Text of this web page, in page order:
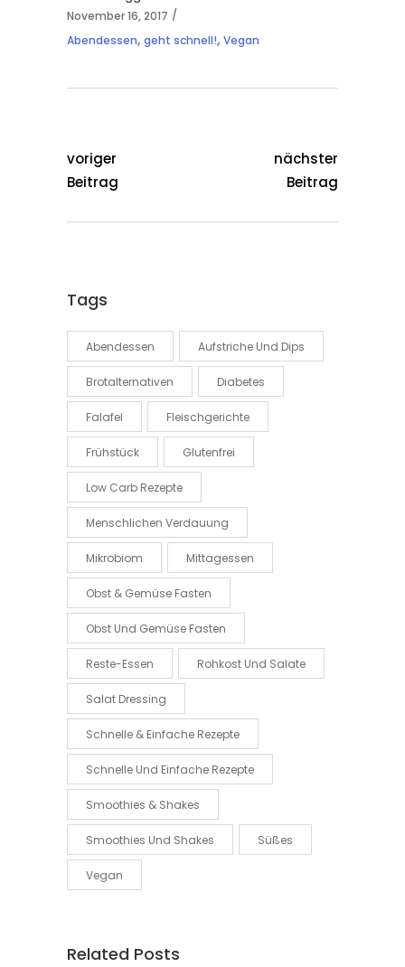
November 16, 2017
Abendessen, geht schnell!, Vegan
voriger
Beitrag
nächster
Beitrag
Tags
Abendessen Aufstriche Und Dips
Brotalternativen Diabetes
Falafel Fleischgerichte
Frühstück Glutenfrei
Low Carb Rezepte
Menschlichen Verdauung
Mikrobiom Mittagessen
Obst & Gemüse Fasten
Obst Und Gemüse Fasten
Reste-Essen Rohkost Und Salate
Salat Dressing
Schnelle & Einfache Rezepte
Schnelle Und Einfache Rezepte
Smoothies & Shakes
Smoothies Und Shakes Süßes
Vegan
Related Posts